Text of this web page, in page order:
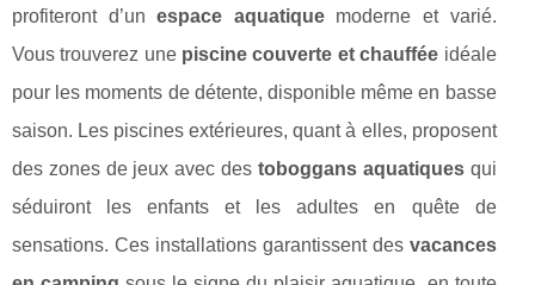
profiteront d’unespace aquatiquemoderne et varié.
Vous trouverez une piscine couverte et chauffée idéale
pour les moments de détente, disponible même en basse
saison. Les piscines extérieures, quant à elles, proposent
des zones de jeux avec des toboggans aquatiquesqui
séduiront les enfants et les adultes en quête de
sensations. Ces installations garantissent des vacances